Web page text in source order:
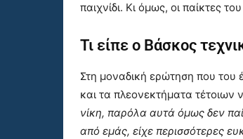
παιχνίδι. Κι όμως, οι παίκτες
Τι είπε ο Βάσκος
Στη μοναδική ερώτηση που του
και τα πλεονεκτήματα τέτοιων
νίκη, παρόλα αυτά όμως δεν
από εμάς, είχε περισσότερες